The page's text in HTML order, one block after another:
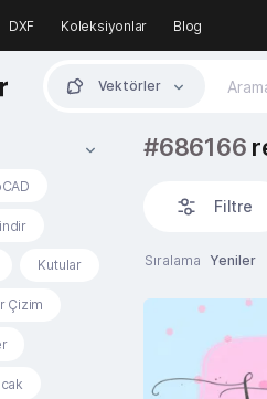
DXF Koleksiyonlar Blog
Vektörler
Kutular
Çizim
#686166
Filtre
Sıralama Yeniler